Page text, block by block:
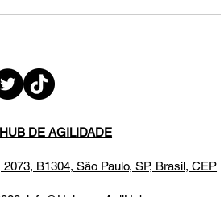
DE AGILIDADE